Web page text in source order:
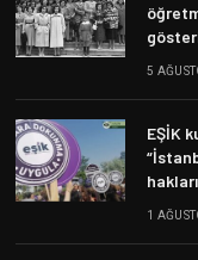
5
EŞİK
1